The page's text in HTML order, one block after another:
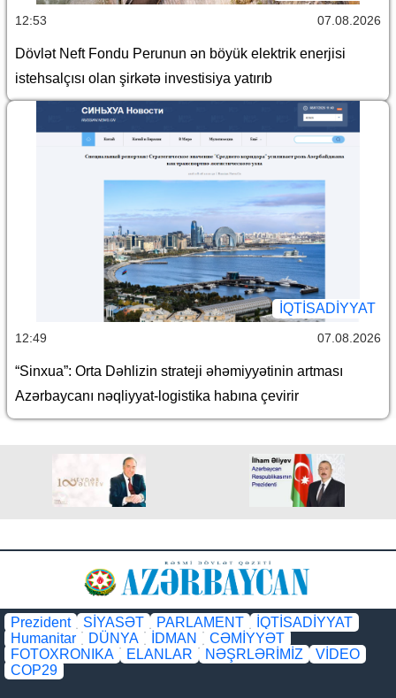
12:53 07.08.2026
Dövlət Neft Fondu Perunun ən böyük elektrik enerjisi
istehsalçısı olan şirkətə investisiya yatırıb
İQTİSADİYYAT
12:49 07.08.2026
“Sinxua”: Orta Dəhlizin strateji əhəmiyyətinin artması
Azərbaycanı nəqliyyat-logistika habına çevirir
Prezident SİYASƏT PARLAMENT
İQTİSADİYYAT
Humanitar
DÜNYA İDMAN
CƏMİYYƏT
FOTOXRONIKA
ELANLAR NƏŞRLƏRİMİZ
VİDEO
COP29